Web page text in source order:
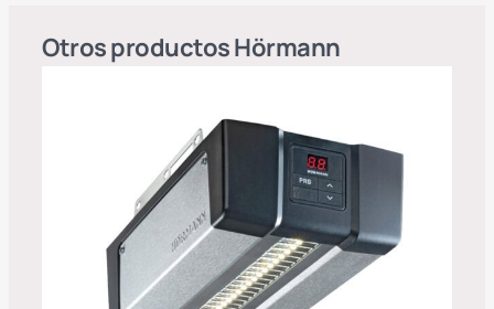
Otros productosHörmann